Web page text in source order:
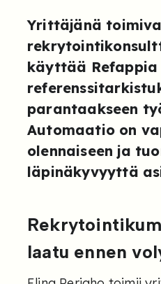
Yrittäjänä toimiva
käyttää Refappia
parantaakseen
Automaatio on
olennaiseen ja
läpinäkyvyyttä
laatu ennen